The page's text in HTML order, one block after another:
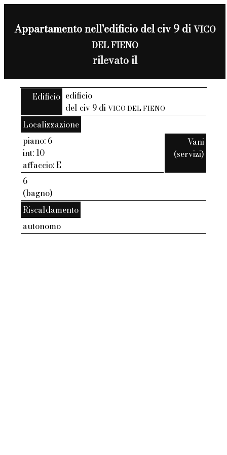
Appartamento nell'edificio del civ 9 diVICO
DEL FIENO
rilevato il
Edificio edificio
del civ 9 di VICO DEL FIENO
Localizzazione
piano: 6
int: 10
affaccio: E
Vani
(servizi)
6
(bagno)
Riscaldamento
autonomo